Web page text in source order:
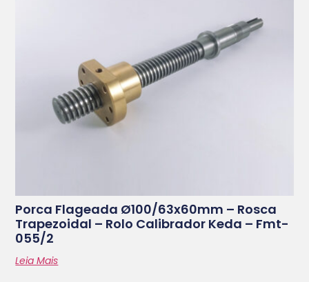
Porca Flageada Ø100/63x60mm – Rosca
Trapezoidal – Rolo Calibrador Keda – Fmt-
055/2
Leia Mais